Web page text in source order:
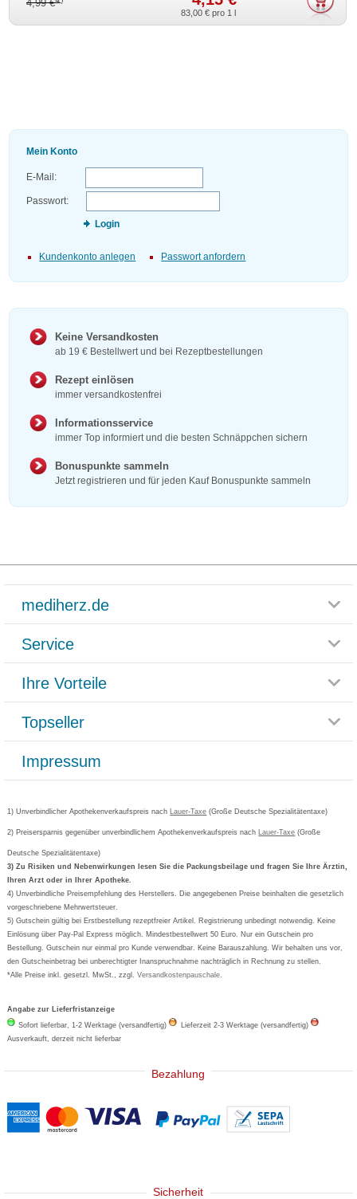
4,99 €
83,00 € pro 1 l
Mein Konto
E-Mail:
Passwort:
Login
Kundenkonto anlegen Passwort anfordern
Keine Versandkosten
ab 19 € Bestellwert und bei Rezeptbestellungen
Rezept einlösen
immer versandkostenfrei
Informationsservice
immer Top informiert und die besten Schnäppchen sichern
Bonuspunkte sammeln
Jetzt registrieren und für jeden Kauf Bonuspunkte sammeln
mediherz.de
Glossar
Häufig gestellte Fragen
Datenschutz
AGB
Cookie-Einstellungen
Vertrag widerrufen
Service
Rücksendemöglichkeit
Paketlieferstatus
Versandkosten
Bestellschein ausfüllen
Newsletteranmeldung
Ihre Vorteile
Rezeptlieferung
Bonusprogramm
Gutschein und Rabatte
Kundenbewertung
Topseller
Grippostad
Bepanthen
Formoline
Wick
Eucerin
Basica
Impressum
1) Unverbindlicher Apothekenverkaufspreis nach Lauer-Taxe (Große Deutsche Spezialitätentaxe)
2) Preisersparnis gegenüber unverbindlichem Apothekenverkaufspreis nach Lauer-Taxe (Große
Deutsche Spezialitätentaxe)
3) Zu Risiken und Nebenwirkungen lesen Sie die Packungsbeilage und fragen Sie Ihre Ärztin,
Ihren Arzt oder in Ihrer Apotheke.
4) Unverbindliche Preisempfehlung des Herstellers. Die angegebenen Preise beinhalten die gesetzlich
vorgeschriebene Mehrwertsteuer.
5) Gutschein gültig bei Erstbestellung rezeptfreier Artikel. Registrierung unbedingt notwendig. Keine
Einlösung über Pay-Pal Express möglich. Mindestbestellwert 50 Euro. Nur ein Gutschein pro
Bestellung. Gutschein nur einmal pro Kunde verwendbar. Keine Barauszahlung. Wir behalten uns vor,
den Gutscheinbetrag bei unberechtigter Inanspruchnahme nachträglich in Rechnung zu stellen.
*Alle Preise inkl. gesetzl. MwSt., zzgl.Versandkostenpauschale.
Angabe zur Lieferfristanzeige
Sofort lieferbar, 1-2 Werktage (versandfertig)
Lieferzeit 2-3 Werktage (versandfertig)
Ausverkauft, derzeit nicht lieferbar
Bezahlung
Sicherheit